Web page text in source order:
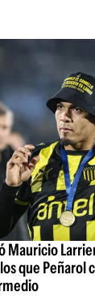
Mauricio
que Peñarol